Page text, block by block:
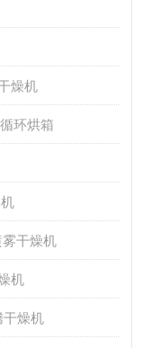
燥机
环烘箱
干燥机
机
干燥机